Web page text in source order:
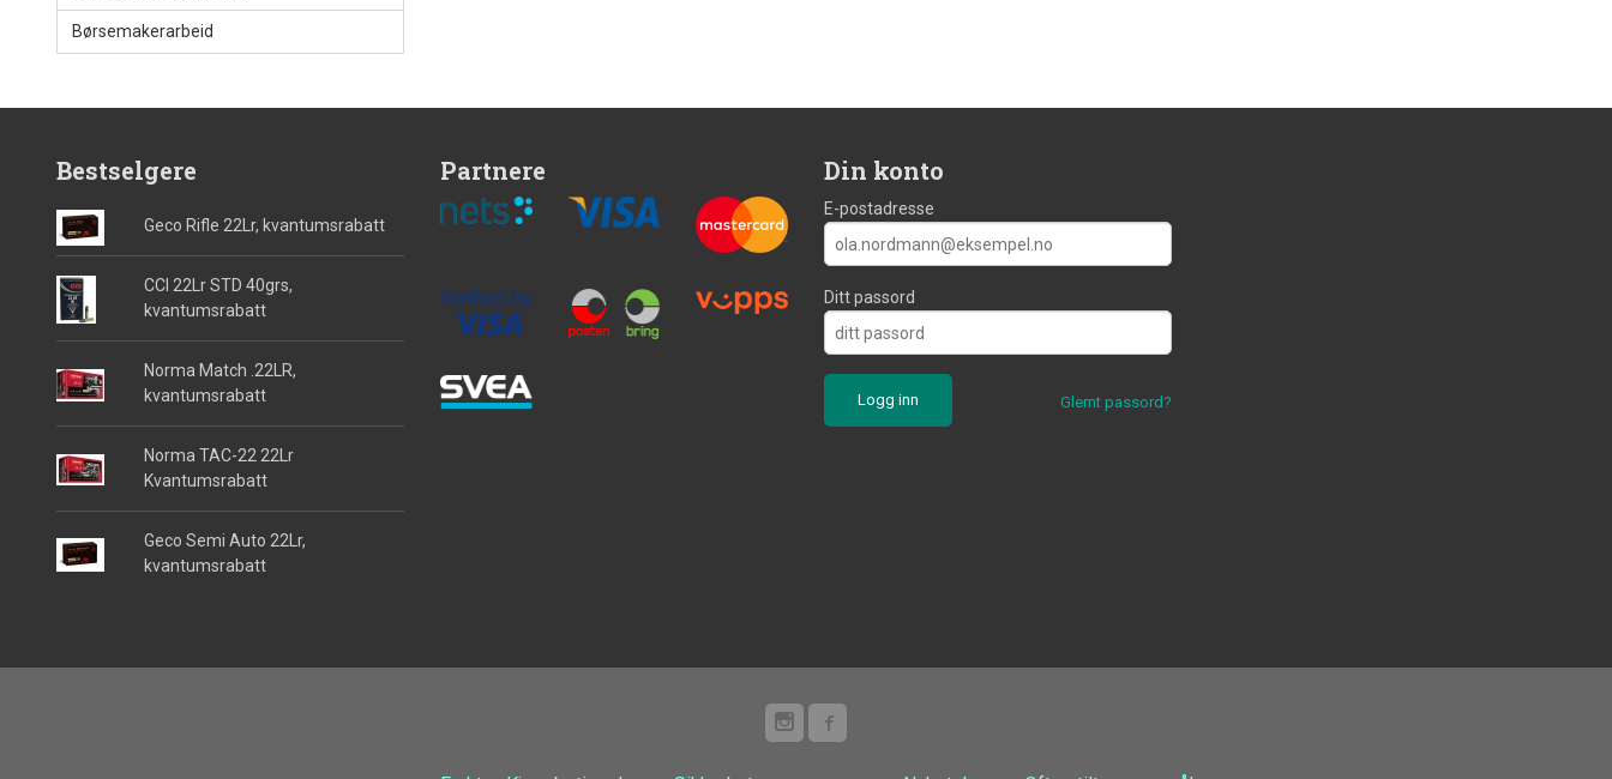
Børsemakerarbeid
Bestselgere
Geco Rifle 22Lr, kvantumsrabatt
CCI 22Lr STD 40grs,
kvantumsrabatt
Norma Match .22LR,
kvantumsrabatt
Norma TAC-22 22Lr
Kvantumsrabatt
Geco Semi Auto 22Lr,
kvantumsrabatt
Partnere Din konto
E-postadresse
Ditt passord
Glemt passord?